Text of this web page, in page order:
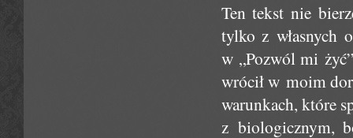
Ten tekst nie
tylko z własnych
w „Pozwól mi
wrócił w moim
warunkach, które
z biologicznym,